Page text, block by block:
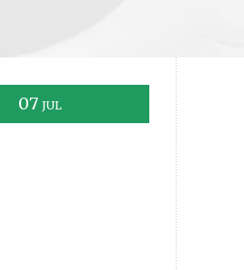
07 JUL